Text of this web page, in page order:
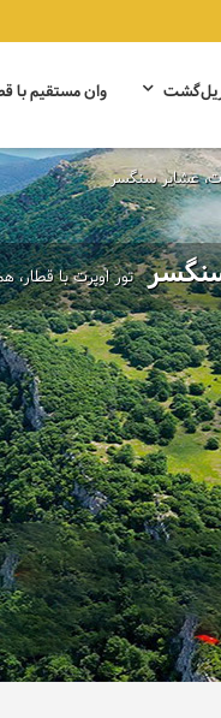
وان مستقیم با
عشایر سنگسر
سنگسر تور اوپرت با